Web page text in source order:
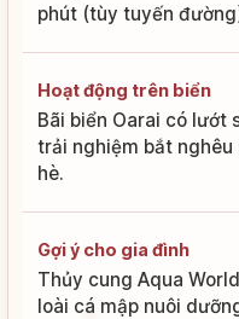
phút (tùy tuyến
Hoạt động trên biển
Bãi biển Oarai có lướt
trải nghiệm bắt nghêu
hè.
Gợi ý cho gia đình
Thủy cung Aqua
loài cá mập nuôi